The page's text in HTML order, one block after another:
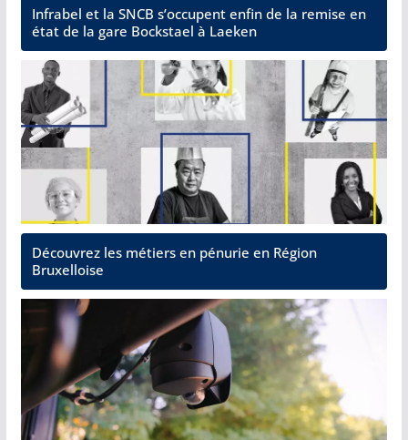
Infrabel et la SNCB s’occupent enfin de la remise en
état de la gare Bockstael à Laeken
Découvrez les métiers en pénurie en Région
Bruxelloise